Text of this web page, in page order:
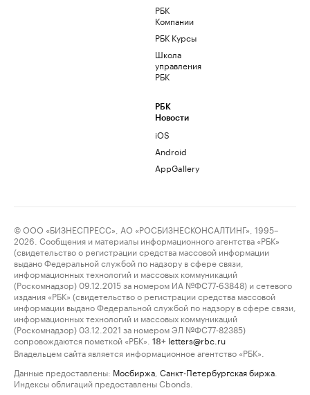
РБК
Компании
РБК Курсы
Школа
управления
РБК
РБК
Новости
iOS
Android
AppGallery
© ООО «БИЗНЕСПРЕСС», АО «РОСБИЗНЕСКОНСАЛТИНГ», 1995–
2026. Сообщения и материалы информационного агентства «РБК»
(свидетельство о регистрации средства массовой информации
выдано Федеральной службой по надзору в сфере связи,
информационных технологий и массовых коммуникаций
(Роскомнадзор) 09.12.2015 за номером ИА №ФС77-63848) и сетевого
издания «РБК» (свидетельство о регистрации средства массовой
информации выдано Федеральной службой по надзору в сфере связи,
информационных технологий и массовых коммуникаций
(Роскомнадзор) 03.12.2021 за номером ЭЛ №ФС77-82385)
сопровождаются пометкой «РБК».
18+ letters@rbc.ru
Владельцем сайта является информационное агентство «РБК».
Данные предоставлены: Мосбиржа Санкт-Петербургская биржа
Индексы облигаций предоставлены Cbonds.